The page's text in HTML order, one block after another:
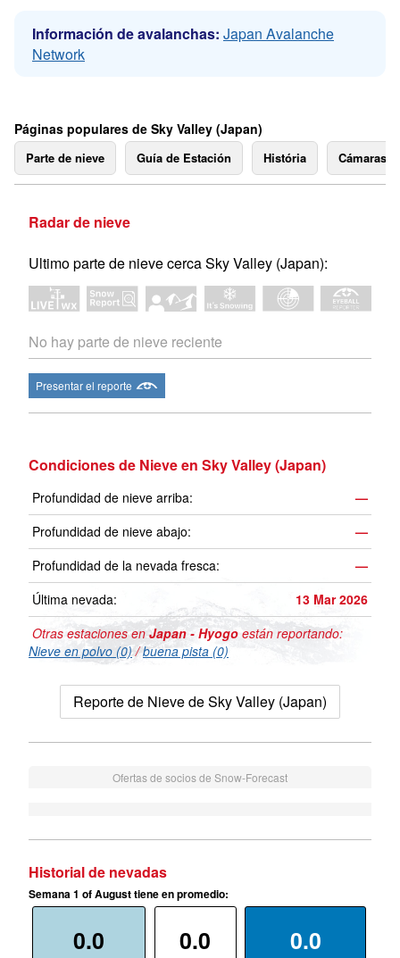
Información de avalanchas: Japan Avalanche
Network
Páginas populares de Sky Valley (Japan)
Parte de nieve Guía de Estación História Cámaras
Radar de nieve
Ultimo parte de nieve cerca Sky Valley (Japan):
No hay parte de nieve reciente
Presentar el reporte
Condiciones de Nieve en Sky Valley (Japan)
Profundidad de nieve arriba:
—
Profundidad de nieve abajo:
—
Profundidad de la nevada fresca:
—
Última nevada:
13 Mar 2026
Otras estaciones enJapan - Hyogo están reportando:
Nieve en polvo (0)/buena pista (0)
Reporte de Nieve de Sky Valley (Japan)
Ofertas de socios de Snow-Forecast
Historial de nevadas
Semana 1 of August tiene en promedio:
0.0 0.0 0.0